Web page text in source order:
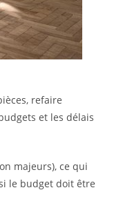
refaire
et les délais
majeurs), ce qui
le budget doit être